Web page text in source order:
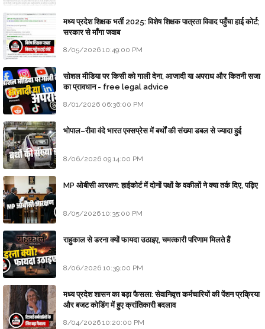
मध्य प्रदेश शिक्षक भर्ती 2025: विशेष शिक्षक पात्रता विवाद पहुँचा हाई कोर्ट;
सरकार से माँगा जवाब
8/05/2026 10:49:00 PM
सोशल मीडिया पर किसी को गाली देना, आजादी या अपराध और कितनी सजा
का प्रावधान - free legal advice
8/01/2026 06:36:00 PM
भोपाल–रीवा वंदे भारत एक्सप्रेस में बर्थों की संख्या डबल से ज्यादा हुई
8/06/2026 09:14:00 PM
MP ओबीसी आरक्षण: हाईकोर्ट में दोनों पक्षों के वकीलों ने क्या तर्क दिए, पढ़िए
8/05/2026 10:35:00 PM
राहुकाल से डरना क्यों फायदा उठाइए, चमत्कारी परिणाम मिलते हैं
8/06/2026 10:39:00 PM
मध्य प्रदेश शासन का बड़ा फैसला: सेवानिवृत्त कर्मचारियों की पेंशन प्रक्रिया
और बजट कोडिंग में हुए क्रांतिकारी बदलाव
8/04/2026 10:20:00 PM